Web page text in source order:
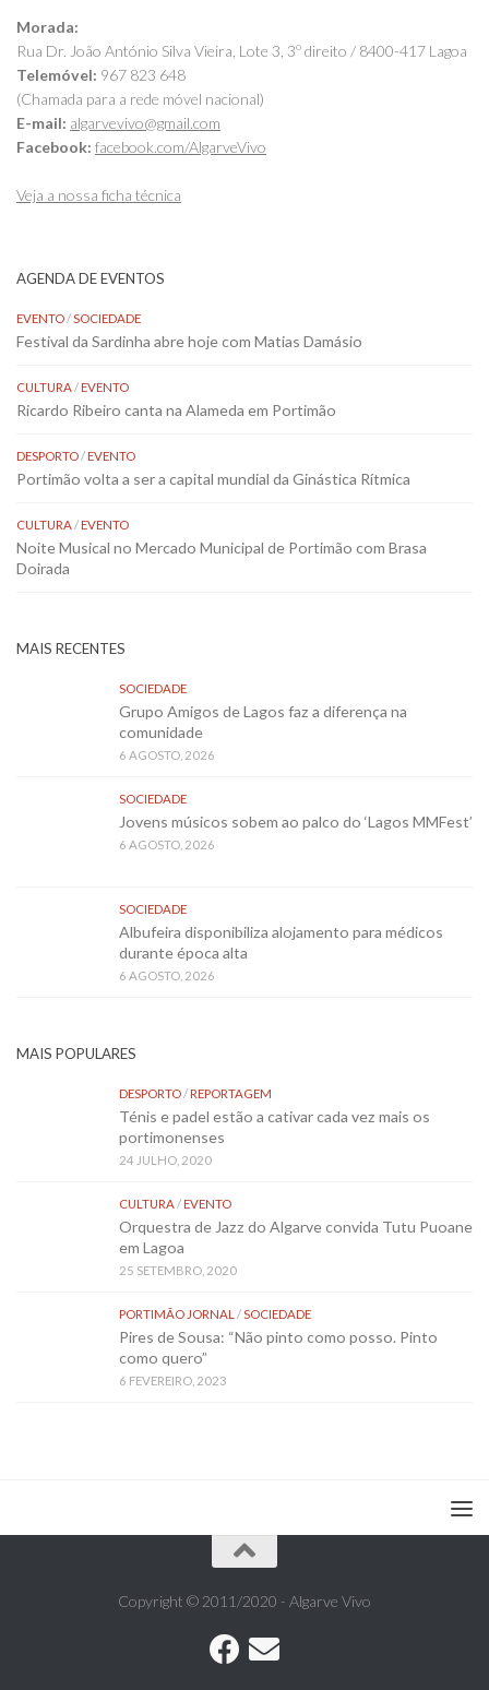
Morada:
Rua Dr. João António Silva Vieira, Lote 3, 3º direito / 8400-417 Lagoa
Telemóvel: 967 823 648
(Chamada para a rede móvel nacional)
E-mail: algarvevivo@gmail.com
Facebook: facebook.com/AlgarveVivo
Veja a nossa ficha técnica
AGENDA DE EVENTOS
EVENTO/SOCIEDADE
Festival da Sardinha abre hoje com Matias Damásio
CULTURA/EVENTO
Ricardo Ribeiro canta na Alameda em Portimão
DESPORTO/EVENTO
Portimão volta a ser a capital mundial da Ginástica Rítmica
CULTURA/EVENTO
Noite Musical no Mercado Municipal de Portimão com Brasa
Doirada
MAIS RECENTES
SOCIEDADE
Grupo Amigos de Lagos faz a diferença na
comunidade
6 AGOSTO, 2026
SOCIEDADE
Jovens músicos sobem ao palco do ‘Lagos MMFest’
6 AGOSTO, 2026
SOCIEDADE
Albufeira disponibiliza alojamento para médicos
durante época alta
6 AGOSTO, 2026
MAIS POPULARES
DESPORTO/REPORTAGEM
Ténis e padel estão a cativar cada vez mais os
portimonenses
24 JULHO, 2020
CULTURA/EVENTO
Orquestra de Jazz do Algarve convida Tutu Puoane
em Lagoa
25 SETEMBRO, 2020
PORTIMÃO JORNAL /SOCIEDADE
Pires de Sousa: “Não pinto como posso. Pinto
como quero”
6 FEVEREIRO, 2023
Copyright © 2011/2020 - Algarve Vivo